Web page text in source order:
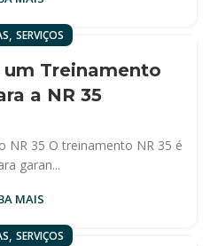
, SERVIÇOS
um Treinamento
a NR 35
NR 35 O treinamento NR 35 é
garan...
MAIS
, SERVIÇOS